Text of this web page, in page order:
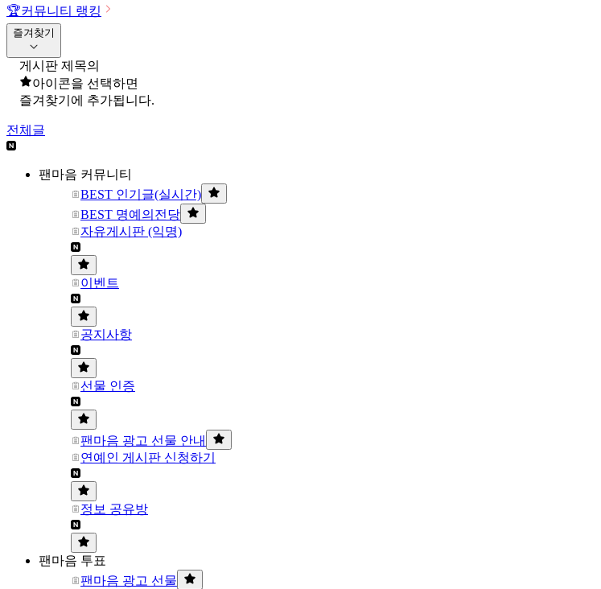
🏆커뮤니티 랭킹
즐겨찾기
게시판 제목의
아이콘을 선택하면
즐겨찾기에 추가됩니다.
전체글
팬마음 커뮤니티
BEST 인기글(실시간)
BEST 명예의전당
자유게시판 (익명)
이벤트
공지사항
선물 인증
팬마음 광고 선물 안내
연예인 게시판 신청하기
정보 공유방
팬마음 투표
팬마음 광고 선물